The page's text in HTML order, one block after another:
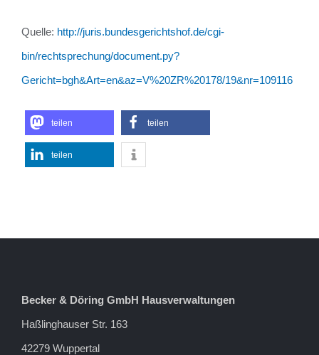
Quelle: http://juris.bundesgerichtshof.de/cgi-
bin/rechtsprechung/document.py?
Gericht=bgh&Art=en&az=V%20ZR%20178/19&nr=109116
teilen teilen
teilen
Becker & Döring GmbH Hausverwaltungen
Haßlinghauser Str. 163
42279 Wuppertal